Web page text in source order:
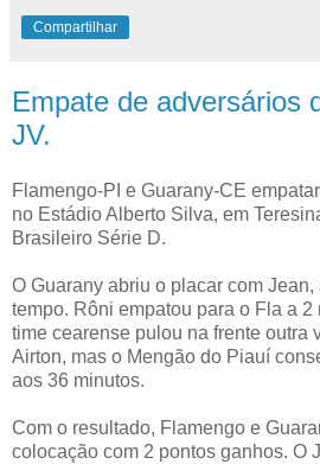
Compartilhar
Empate de adversários
JV.
Flamengo-PI e Guarany-CE
no Estádio Alberto Silva, em
Brasileiro Série D.
O Guarany abriu o placar com Jean,
tempo. Rôni empatou para o Fla a 2
time cearense pulou na frente outra
Airton, mas o Mengão do Piauí
aos 36 minutos.
Com o resultado, Flamengo e
colocação com 2 pontos ganhos. O